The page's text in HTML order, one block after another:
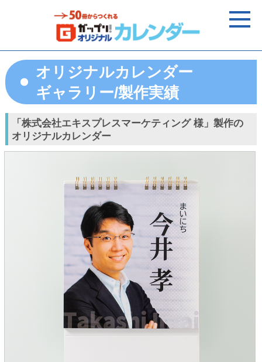
オリジナルカレンダー
ギャラリー/製作実績
「株式会社エキスプレスマーケティング 様」製作の
オリジナルカレンダー